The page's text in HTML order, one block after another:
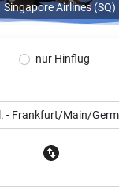
Singapore Airlines (SQ)
nur Hinflug